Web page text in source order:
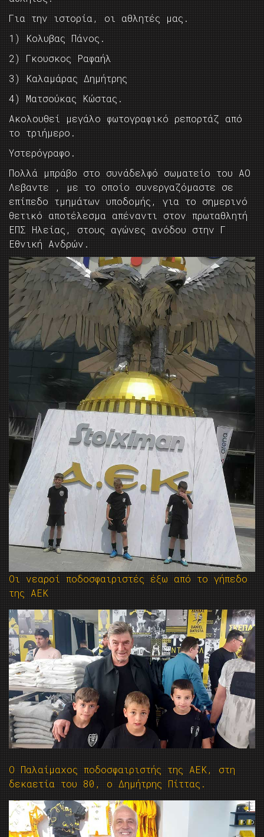
Για την ιστορία, οι αθλητές μας.
1) Κολυβας Πάνος.
2) Γκουσκος Ραφαήλ
3) Καλαμάρας Δημήτρης
4) Ματσούκας Κώστας.
Ακολουθεί μεγάλο φωτογραφικό ρεπορτάζ από
το τριήμερο.
Υστερόγραφο.
Πολλά μπράβο στο συνάδελφό σωματείο του ΑΟ
Λεβαντε , με το οποίο συνεργαζόμαστε σε
επίπεδο τμημάτων υποδομής, για το σημερινό
θετικό αποτέλεσμα απέναντι στον πρωταθλητή
ΕΠΣ Ηλείας, στους αγώνες ανόδου στην Γ
Εθνική Ανδρών.
Οι νεαροί ποδοσφαιριστές έξω από το γήπεδο
της ΑΕΚ
Ο Παλαίμαχος ποδοσφαιριστής της ΑΕΚ, στη
δεκαετία του 80, ο Δημήτρης Πίττας.